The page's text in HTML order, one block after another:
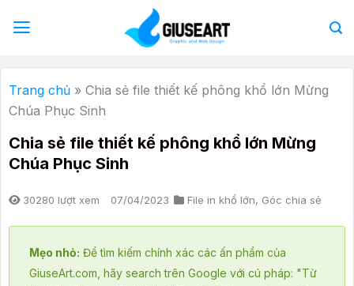
qua
dung
Trang chủ » Chia sẻ file thiết kế phông khổ lớn Mừng
Chúa Phục Sinh
Chia sẻ file thiết kế phông khổ lớn Mừng
Chúa Phục Sinh
30280 lượt xem 07/04/2023 File in khổ lớn, Góc chia sẻ
Mẹo nhỏ: Để tìm kiếm chính xác các ấn phẩm của
GiuseArt.com, hãy search trên Google với cú pháp: "Từ